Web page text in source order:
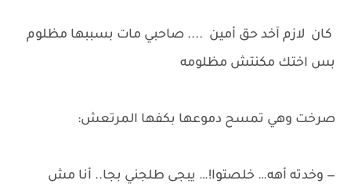
كان لازم آخد حق أمين .... صاحبي مات بسببها مظلوم
بس اختك مكنتش مظلومه
صرخت وهي تمسح دموعها بكفها المرتعش:
— وخدته أهه… خلصتوا!… يبجى طلجني بجا.. أنا مش